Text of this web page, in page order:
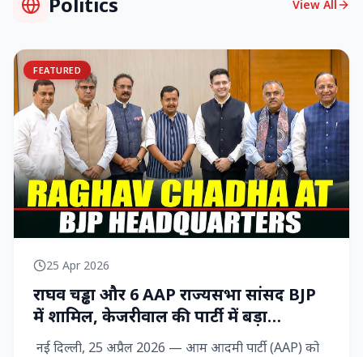
View All
FEATURED
25 Apr 2026
राघव चड्ढा और 6 AAP राज्‍यसभा सांसद BJP
में शामिल, केजरीवाल की पार्टी में बड़ा
राजनीतिक विद्रोह
नई दिल्ली, 25 अप्रैल 2026 — आम आदमी पार्टी (AAP) को